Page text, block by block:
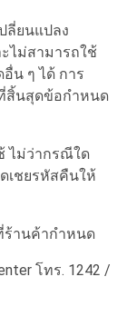
ลี่ยนแปลง
ไม่สามารถใช้
น ๆ ได้ การ
สิ้นสุดข้อกำหนด
ไม่ว่ากรณีใด
เชยรหัสคืนให้
ร้านค้ากำหนด
โทร. 1242 /